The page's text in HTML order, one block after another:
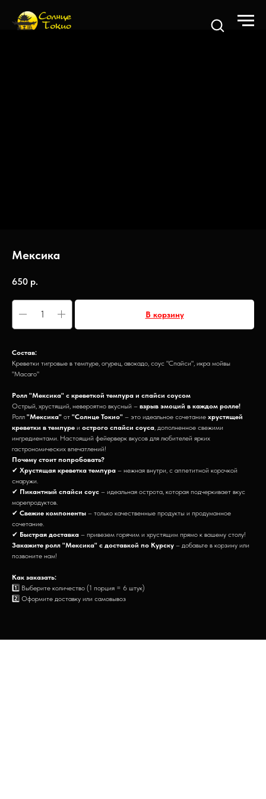
Мексика
650 р.
В корзину
Состав:
Креветки тигровые в темпуре, огурец, авокадо, соус "Спайси", икра мойвы
"Масаго"
Ролл "Мексика" с креветкой темпура и спайси соусом
Острый, хрустящий, невероятно вкусный – взрыв эмоций в каждом ролле!
Ролл "Мексика" от "Солнце Токио" – это идеальное сочетание хрустящей
креветки в темпуре и острого спайси соуса, дополненное свежими
ингредиентами. Настоящий фейерверк вкусов для любителей ярких
гастрономических впечатлений!
Почему стоит попробовать?
✔ Хрустящая креветка темпура – нежная внутри, с аппетитной корочкой
снаружи.
✔ Пикантный спайси соус – идеальная острота, которая подчеркивает вкус
морепродуктов.
✔ Свежие компоненты – только качественные продукты и продуманное
сочетание.
✔ Быстрая доставка – привезем горячим и хрустящим прямо к вашему столу!
Закажите ролл "Мексика" с доставкой по Курску – добавьте в корзину или
позвоните нам!
Как заказать:
1️⃣ Выберите количество (1 порция = 6 штук)
2️⃣ Оформите доставку или самовывоз